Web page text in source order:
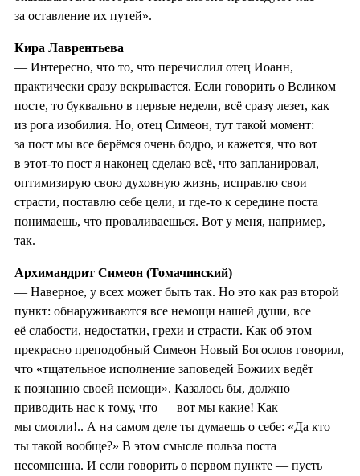
за оставление их путей».
Кира Лаврентьева
— Интересно, что то, что перечислил отец Иоанн,
практически сразу вскрывается. Если говорить о Великом
посте, то буквально в первые недели, всё сразу лезет, как
из рога изобилия. Но, отец Симеон, тут такой момент:
за пост мы все берёмся очень бодро, и кажется, что вот
в этот‑то пост я наконец сделаю всё, что запланировал,
оптимизирую свою духовную жизнь, исправлю свои
страсти, поставлю себе цели, и где‑то к середине поста
понимаешь, что проваливаешься. Вот у меня, например,
так.
Архимандрит Симеон (Томачинский)
— Наверное, у всех может быть так. Но это как раз второй
пункт: обнаруживаются все немощи нашей души, все
её слабости, недостатки, грехи и страсти. Как об этом
прекрасно преподобный Симеон Новый Богослов говорил,
что «тщательное исполнение заповедей Божиих ведёт
к познанию своей немощи». Казалось бы, должно
приводить нас к тому, что — вот мы какие! Как
мы смогли!.. А на самом деле ты думаешь о себе: «Да кто
ты такой вообще?» В этом смысле польза поста
несомненна. И если говорить о первом пункте — пусть